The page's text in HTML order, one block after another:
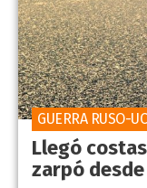
Llegó
zarpó
GUERRA RUSO-